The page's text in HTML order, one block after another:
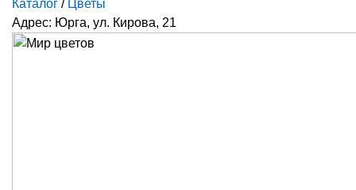
Каталог / Цветы
Адрес: Юрга, ул. Кирова, 21